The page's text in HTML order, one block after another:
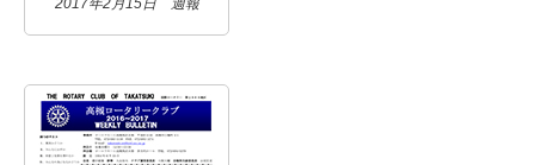
2017年2月15日 週報